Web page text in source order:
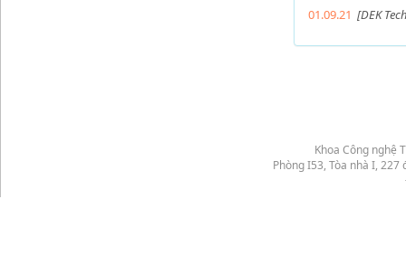
01.09.21 [DEK
Khoa Công nghệ
Phòng I53, Tòa nhà I,